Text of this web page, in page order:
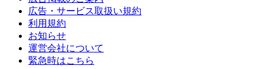
広告・サービス取扱い規約
利用規約
お知らせ
運営会社について
緊急時はこちら